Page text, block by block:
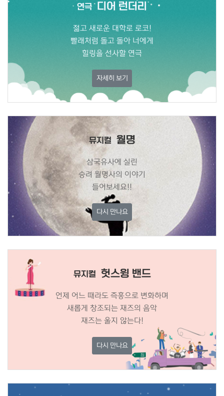
연극 디어 런더리
젊고 새로운 대학로 로코!
빨래처럼 돌고 돌아 너에게
힐링을 선사할 연극
자세히 보기
뮤지컬 월명
삼국유사에 실린
승려 월명사의 이야기
들어보세요!!
다시 만나요
뮤지컬 헛스윙 밴드
언제 어느 때라도 즉흥으로 변화하며
새롭게 창조되는 재즈의 음악
재즈는 울지 않는다!
다시 만나요